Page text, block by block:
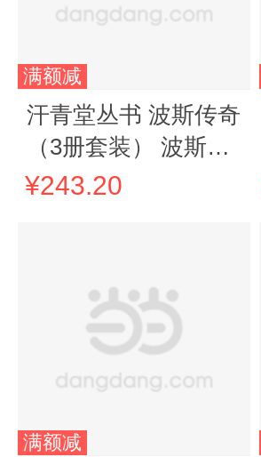
满额减
汗青堂丛书 波斯传奇
（3册套装） 波斯人
波斯之剑 伊朗简史
¥243.20
满额减